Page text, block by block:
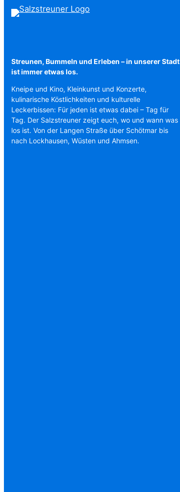
Streunen, Bummeln und Erleben – in unserer Stadt
ist immer etwas los.
Kneipe und Kino, Kleinkunst und Konzerte,
kulinarische Köstlichkeiten und kulturelle
Leckerbissen: Für jeden ist etwas dabei – Tag für
Tag. Der Salzstreuner zeigt euch, wo und wann was
los ist. Von der Langen Straße über Schötmar bis
nach Lockhausen, Wüsten und Ahmsen.